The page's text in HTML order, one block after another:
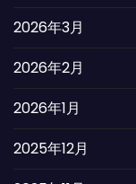
2026年3月
2026年2月
2026年1月
2025年12月